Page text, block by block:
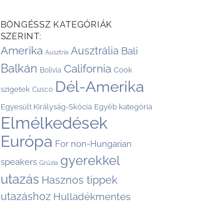
BÖNGÉSSZ KATEGÓRIÁK
SZERINT:
Amerika Ausztria Ausztrália Bali
Balkán Bolívia California Cook
szigetek Cusco Dél-Amerika
Egyesült Királyság-Skócia Egyéb kategória
Elmélkedések
Európa For non-Hungarian
speakers Grúzia gyerekkel
utazás Hasznos tippek
utazáshoz Hulladékmentes